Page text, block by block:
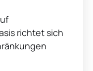
richtet sich